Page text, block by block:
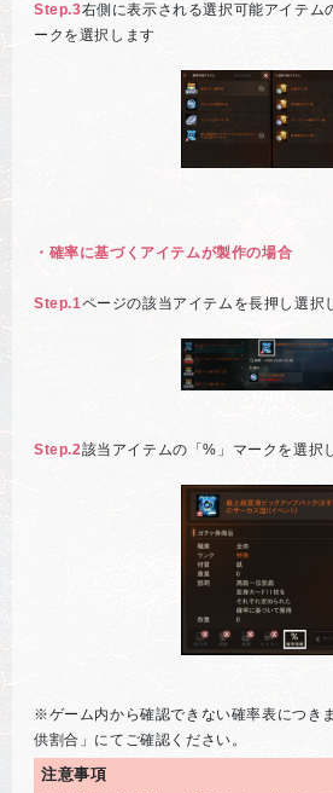
Step.3右側に表示される選択可能アイテム
ークを選択します
・確率に基づくアイテムが製作の場合
Step.1ページの該当アイテムを長押し選択
Step.2該当アイテムの「%」マークを選択
※ゲーム内から確認できない確率表につき
供割合」にてご確認ください。
注意事項